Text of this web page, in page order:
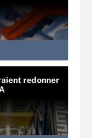
redonner